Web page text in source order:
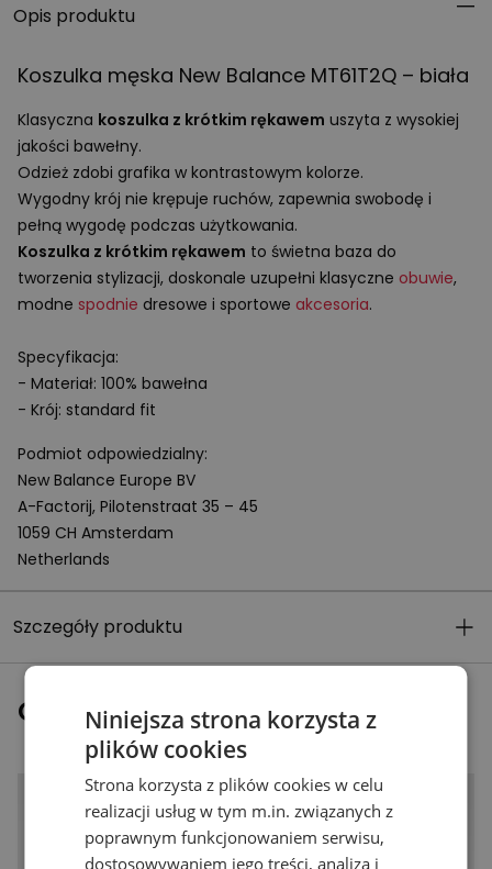
Opis produktu
Koszulka męska New Balance MT61T2Q – biała
Klasyczna koszulka z krótkim rękawem uszyta z wysokiej
jakości bawełny.
Odzież zdobi grafika w kontrastowym kolorze.
Wygodny krój nie krępuje ruchów, zapewnia swobodę i
pełną wygodę podczas użytkowania.
Koszulka z krótkim rękawem to świetna baza do
tworzenia stylizacji, doskonale uzupełni klasyczne obuwie,
modne spodnie dresowe i sportowe akcesoria.
Specyfikacja:
- Materiał: 100% bawełna
- Krój: standard fit
Podmiot odpowiedzialny:
New Balance Europe BV
A-Factorij, Pilotenstraat 35 – 45
1059 CH Amsterdam
Netherlands
Szczegóły produktu
Ostatnio oglądane
Niniejsza strona korzysta z
plików cookies
Strona korzysta z plików cookies w celu
realizacji usług w tym m.in. związanych z
poprawnym funkcjonowaniem serwisu,
dostosowywaniem jego treści, analizą i